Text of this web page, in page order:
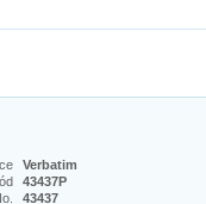
Verbatim
43437P
43437